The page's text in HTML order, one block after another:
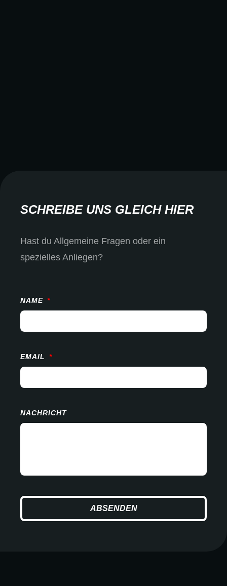
SCHREIBE UNS GLEICH HIER
Hast du Allgemeine Fragen oder ein
spezielles Anliegen?
NAME
EMAIL
NACHRICHT
ABSENDEN